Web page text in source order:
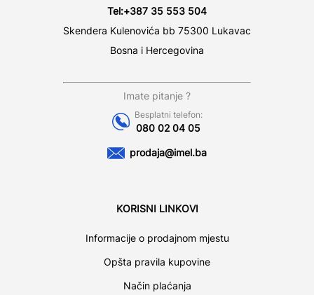
Tel:+387 35 553 504
Skendera Kulenovića bb 75300 Lukavac
Bosna i Hercegovina
Imate pitanje ?
Besplatni telefon:
080 02 04 05
prodaja@imel.ba
KORISNI LINKOVI
Informacije o prodajnom mjestu
Opšta pravila kupovine
Način plaćanja